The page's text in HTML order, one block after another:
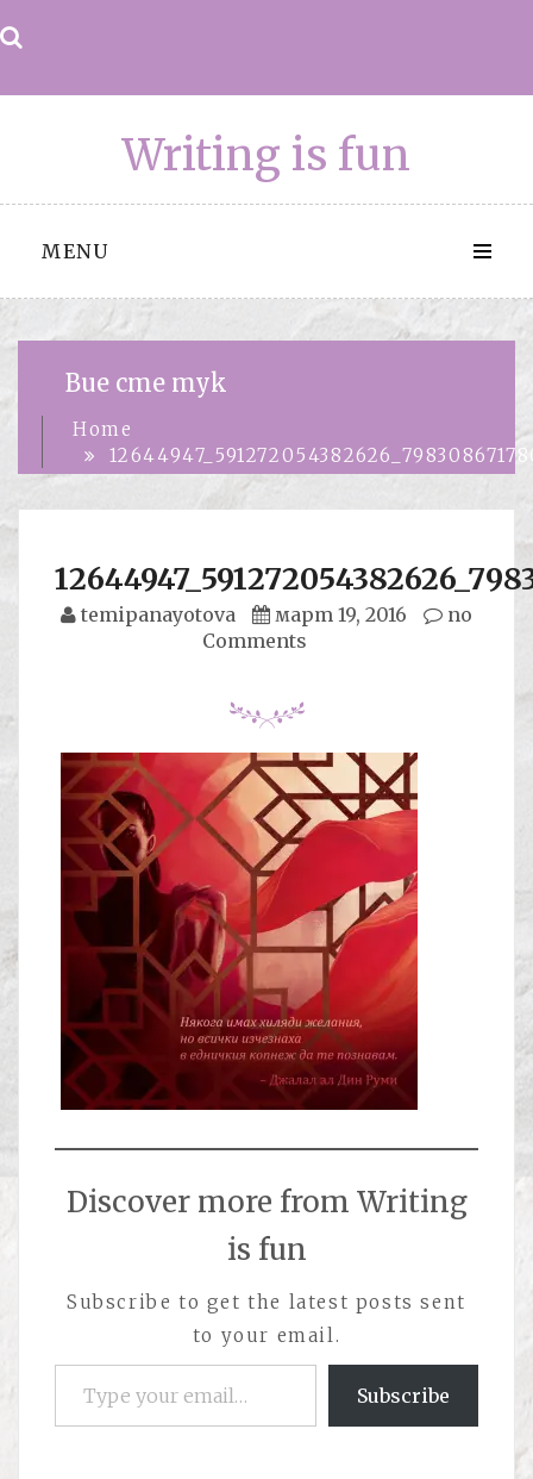
to
Writing is fun
MENU
Вие сте тук
Home
temipanayotova март 19, 2016
no
Comments
Discover more from Writing
is fun
Subscribe to get the latest posts sent
to your email.
Type your email…
Subscribe